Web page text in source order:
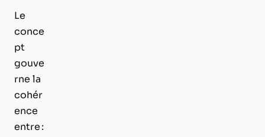
Le
conce
pt
gouve
rne la
cohér
ence
entre :